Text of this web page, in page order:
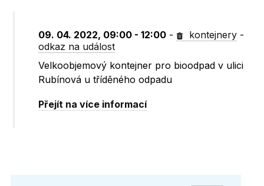
09. 04. 2022, 09:00 - 12:00 - kontejnery -
odkaz na událost
Velkoobjemový kontejner pro bioodpad v ulici
Rubínová u tříděného odpadu
Přejít na více informací